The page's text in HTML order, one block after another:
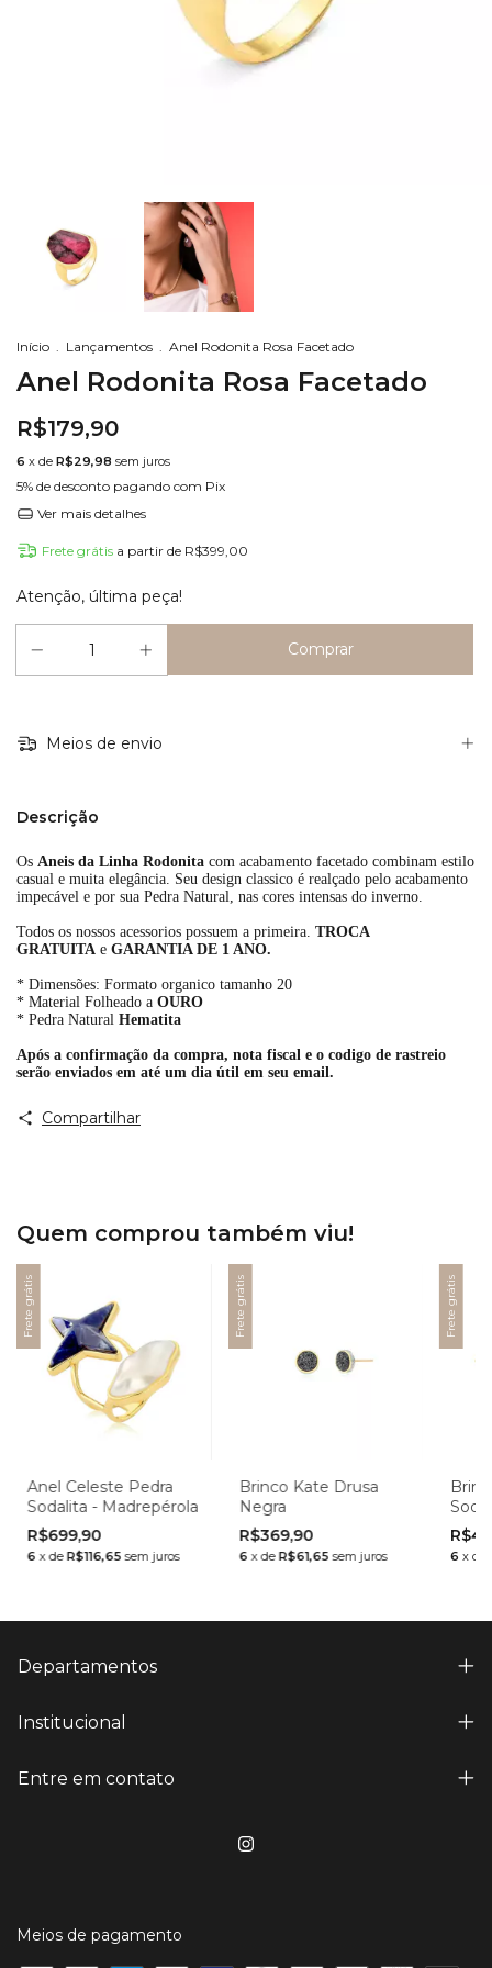
Início . Lançamentos . Anel Rodonita Rosa Facetado
Anel Rodonita Rosa Facetado
R$179,90
6 x de R$29,98 sem juros
5% de desconto pagando com Pix
Ver mais detalhes
Frete grátis a partir de R$399,00
Atenção, última peça!
Meios de envio
Descrição
Os Aneis da Linha Rodonita com acabamento facetado combinam estilo
casual e muita elegância. Seu design classico é realçado pelo acabamento
impecável e por sua Pedra Natural, nas cores intensas do inverno.
Todos os nossos acessorios possuem a primeira. TROCA
GRATUITA e GARANTIA DE 1 ANO.
* Dimensões: Formato organico tamanho 20
* Material Folheado a OURO
* Pedra Natural Hematita
Após a confirmação da compra, nota fiscal e o codigo de rastreio
serão enviados em até um dia útil em seu email.
Compartilhar
Quem comprou também viu!
Frete grátis
Anel Celeste Pedra
Sodalita - Madrepérola
R$699,90
6 xde R$116,65 sem juros
Frete grátis
Brinco Kate Drusa
Negra
R$369,90
6 xde R$61,65 sem juros
Frete grátis
6 x de
Departamentos
Institucional
Entre em contato
Meios de pagamento